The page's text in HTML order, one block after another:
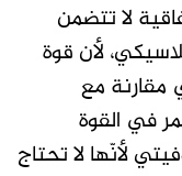
لا تتضمن
لأن قوة
مقارنة مع
في القوة
لأنّها لا تحتاج